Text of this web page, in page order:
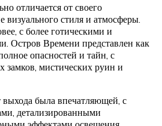
отличается от своего
визуального стиля и атмосферы.
с более готическими и
Остров Времени представлен как
опасностей и тайн, с
замков, мистических руин и
была впечатляющей, с
детализированными